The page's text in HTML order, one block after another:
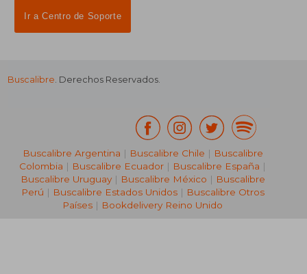
Ir a Centro de Soporte
Buscalibre. Derechos Reservados.
Buscalibre Argentina | Buscalibre Chile | Buscalibre
Colombia | Buscalibre Ecuador | Buscalibre España |
Buscalibre Uruguay| Buscalibre México | Buscalibre
Perú | Buscalibre Estados Unidos| Buscalibre Otros
Países | Bookdelivery Reino Unido